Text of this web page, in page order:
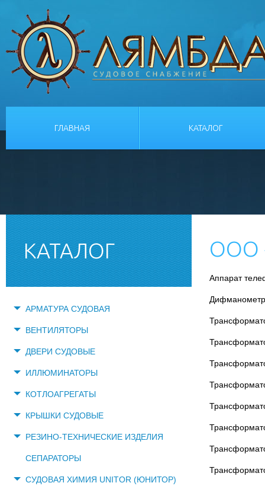
ГЛАВНАЯ КАТАЛОГ
КАТАЛОГ
АРМАТУРА СУДОВАЯ
ВЕНТИЛЯТОРЫ
ДВЕРИ СУДОВЫЕ
ИЛЛЮМИНАТОРЫ
КОТЛОАГРЕГАТЫ
КРЫШКИ СУДОВЫЕ
РЕЗИНО-ТЕХНИЧЕСКИЕ ИЗДЕЛИЯ
СЕПАРАТОРЫ
СУДОВАЯ ХИМИЯ UNITOR (ЮНИТОР)
ООО
Аппарат